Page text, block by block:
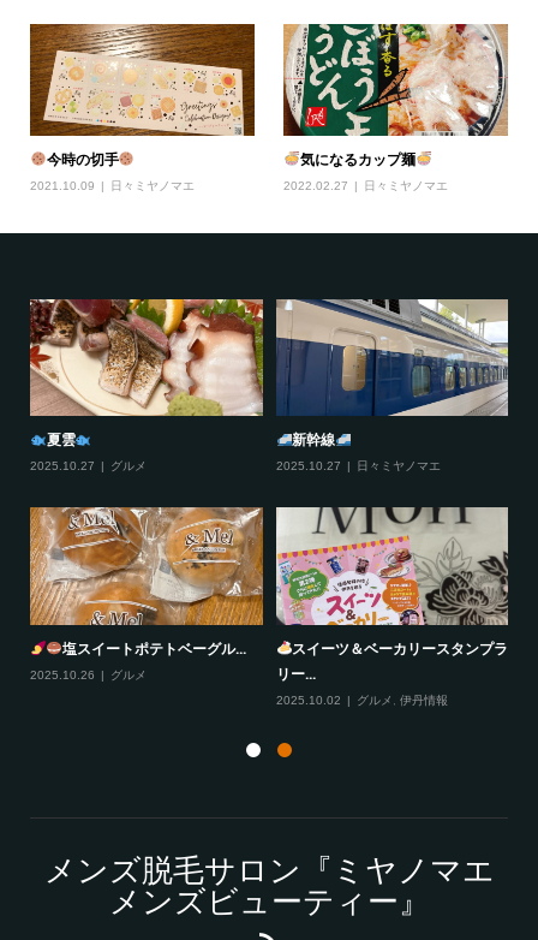
今時の切手
2021.10.09 日々ミヤノマエ
気になるカップ麺
2022.02.27 日々ミヤノマエ
おすそわけ
2025.12.11 日々ミヤノマエ
びすとろどあ
2025.12.10 グルメ,伊丹情報
風丹
2025.10.29 グルメ
大阪ふぐ太郎
2025.10.28
メンズ脱毛サロン『ミヤノマエ
メンズビューティー』